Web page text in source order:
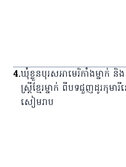
4.ឃុំ​ខ្លួន​បុរស​អាមេរិកាំង​ម្នាក់ និង​
ស្ត្រី​ខ្មែរ​ម្នាក់ ពី​បទ​ជួញ​ដូរ​កុមារី​
សៀមរាប